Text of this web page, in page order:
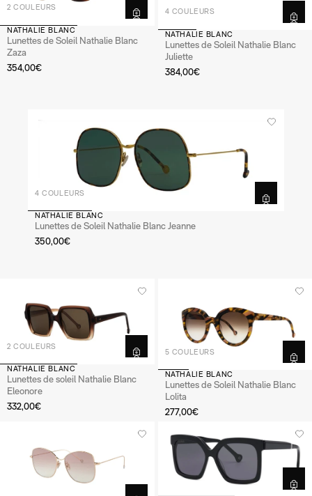
2 COULEURS
NATHALIE BLANC
Lunettes de Soleil Nathalie Blanc
Zaza
354,00€
4 COULEURS
NATHALIE BLANC
Lunettes de Soleil Nathalie Blanc
Juliette
384,00€
4 COULEURS
NATHALIE BLANC
Lunettes de Soleil Nathalie Blanc Jeanne
350,00€
2 COULEURS
NATHALIE BLANC
Lunettes de soleil Nathalie Blanc
Eleonore
332,00€
5 COULEURS
NATHALIE BLANC
Lunettes de Soleil Nathalie Blanc
Lolita
277,00€